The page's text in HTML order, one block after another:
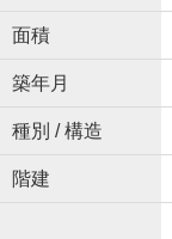
面積
築年月
種別 / 構造
階建